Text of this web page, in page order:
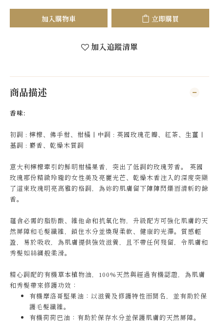
加入購物車 立即購買
加入追蹤清單
商品描述
香味:
初調 : 檸檬、佛手柑、柑橘 | 中調 : 英國玫瑰花瓣、紅茶、生薑 |
基調 : 麝香、乾燥木質調
意大利檸檬牽引的鮮明柑橘果香，突出了低調的玫瑰芳香。 英國
玫瑰那份精緻玲瓏的女性美及亮麗光芒、乾燥木香注入的深度突顯
了這束玫瑰明亮高雅的格調，為妳的肌膚留下陣陣閃爍而清新的餘
香。
蘊含必需的脂肪酸、維他命和抗氧化物，升級配方可強化肌膚的天
然屏障和毛髮纖維，鎖住水分並煥現柔軟、健康的光澤。質感輕
盈，易於吸收，為肌膚提供強效滋養，且不帶任何殘留，令肌膚和
秀髮如絲綢般柔滑。
精心調配的有機草本植物油，100%天然與經過有機認證，為肌膚
和秀髮帶來修護功效：
有機摩洛哥堅果油：以滋養及修護特性而聞名，並有助於保
護毛髮纖維。
有機荷荷巴油：有助於保存水分並保護肌膚的天然屏障。